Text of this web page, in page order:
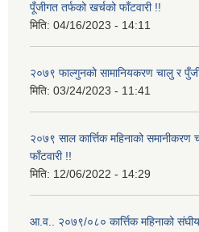
पूँजीगत तर्फको खर्चको फाँटवारी !!
मिति: 04/16/2023 - 14:11
२०७९ फाल्गुनको सामानियकरण चालु र
मिति: 03/24/2023 - 11:41
२०७९ साल कार्त्तिक महिनाको
फाँटवारी !!
मिति: 12/06/2022 - 14:29
आ.व.. २०७९/०८० कार्त्तिक महिनाको